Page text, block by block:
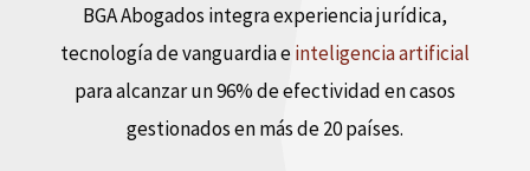
BGA Abogados integra experiencia jurídica,
tecnología de vanguardia einteligencia artificial
para alcanzar un 96% de efectividad en casos
gestionados en más de 20 países.